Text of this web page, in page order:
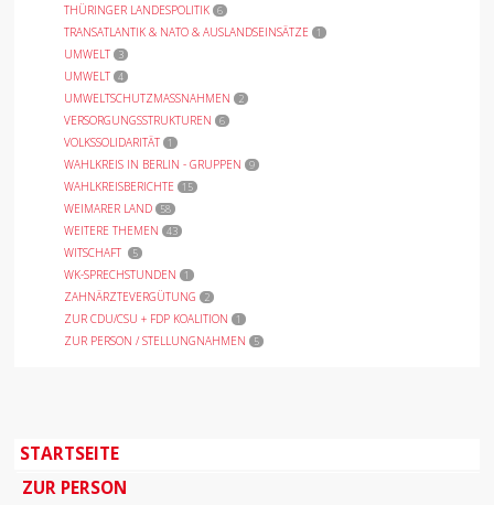
THÜRINGER LANDESPOLITIK 6
TRANSATLANTIK & NATO & AUSLANDSEINSÄTZE 1
UMWELT 3
UMWELT 4
UMWELTSCHUTZMASSNAHMEN 2
VERSORGUNGSSTRUKTUREN 6
VOLKSSOLIDARITÄT 1
WAHLKREIS IN BERLIN - GRUPPEN 9
WAHLKREISBERICHTE 15
WEIMARER LAND 58
WEITERE THEMEN 43
WITSCHAFT 5
WK-SPRECHSTUNDEN 1
ZAHNÄRZTEVERGÜTUNG 2
ZUR CDU/CSU + FDP KOALITION 1
ZUR PERSON / STELLUNGNAHMEN 5
STARTSEITE
ZUR PERSON